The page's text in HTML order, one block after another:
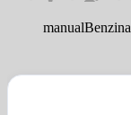
manualBenzina